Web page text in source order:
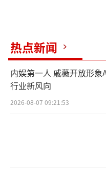
热点新闻
内娱第一人 戚薇开放形象
行业新风向
2026-08-07 09:21:53